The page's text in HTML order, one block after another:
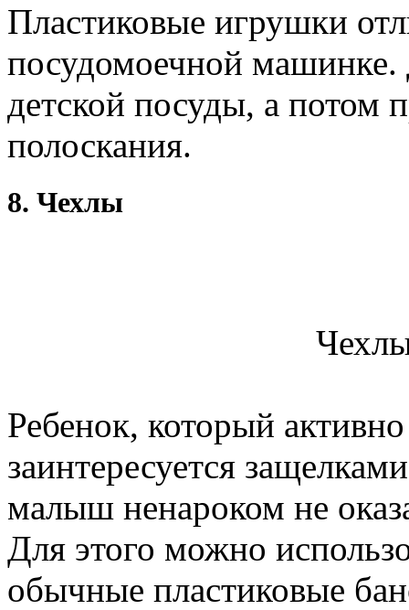
Пластиковые игрушки
посудомоечной машинке.
детской посуды, а потом
полоскания.
8. Чехлы
Ребенок, который
заинтересуется
малыш ненароком не
Для этого можно
обычные пластиковые